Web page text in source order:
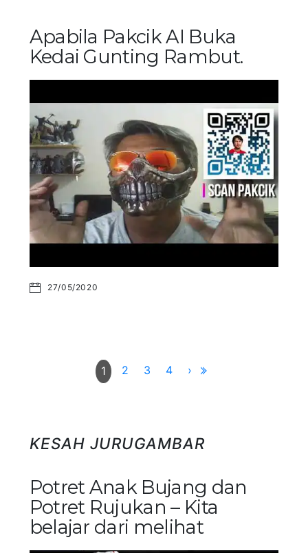
Apabila Pakcik AI Buka
Kedai Gunting Rambut.
27/05/2020
1 2 3 4 ›
KESAH JURUGAMBAR
Potret Anak Bujang dan
Potret Rujukan – Kita
belajar dari melihat